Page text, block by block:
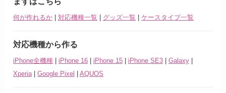
何が作れるか | 対応機種一覧 | グッズ一覧 | ケースタイプ一覧
対応機種から作る
iPhone全機種 | iPhone 16 | iPhone 15 | iPhone SE3 | Galaxy |
Xperia | Google Pixel | AQUOS